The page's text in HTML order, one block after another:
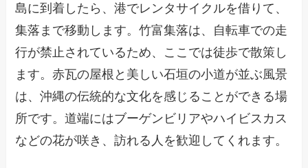
島に到着したら、港でレンタサイクルを借りて、
集落まで移動します。竹富集落は、自転車での走
行が禁止されているため、ここでは徒歩で散策し
ます。赤瓦の屋根と美しい石垣の小道が並ぶ風景
は、沖縄の伝統的な文化を感じることができる場
所です。道端にはブーゲンビリアやハイビスカス
などの花が咲き、訪れる人を歓迎してくれます。